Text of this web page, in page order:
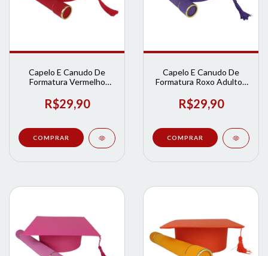
Capelo E Canudo De
Formatura Vermelho
Formatura
R$29,90
Capelo E Canudo De
Formatura Roxo Adulto |
R$29,90